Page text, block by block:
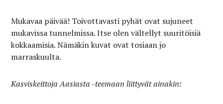
Mukavaa päivää! Toivottavasti pyhät ovat sujuneet
mukavissa tunnelmissa. Itse olen vältellyt suuritöisiä
kokkaamisia. Nämäkin kuvat ovat tosiaan jo
marraskuulta.
Kasviskeittoja Aasiasta -teemaan liittyvät ainakin: